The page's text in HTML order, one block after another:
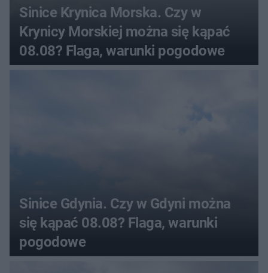
Sinice Krynica Morska. Czy w
Krynicy Morskiej można się kąpać
08.08? Flaga, warunki pogodowe
Sinice Gdynia. Czy w Gdyni można
się kąpać 08.08? Flaga, warunki
pogodowe